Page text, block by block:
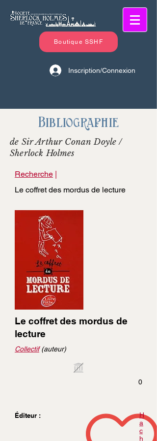
Boutique SSHF
Inscription/Connexion
Bibliographie
de Sir Arthur Conan Doyle /
Sherlock Holmes
Recherche |
Le coffret des mordus de lecture
Le coffret des mordus de
lecture
Collectif(auteur)
0
Éditeur :
H
a
c
h